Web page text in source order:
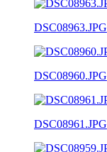
DSC08963.JPG
DSC08960.JPG
DSC08961.JPG